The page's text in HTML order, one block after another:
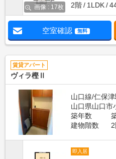
画像 : 17枚
2階
1LDK
空室確認 無料
賃貸アパート
ヴィラ樫Ⅱ
山口線/仁保
山口県山口市
築年数
建物階数
即入居